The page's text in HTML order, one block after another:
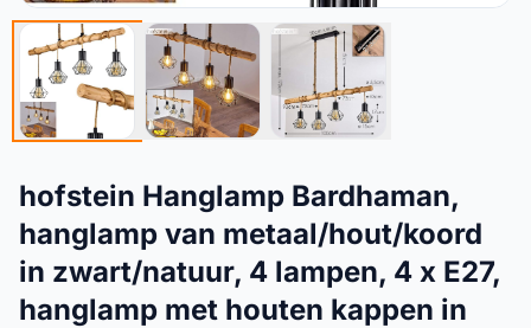
hofstein Hanglamp Bardhaman,
hanglamp van metaal/hout/koord
in zwart/natuur, 4 lampen, 4 x E27,
hanglamp met houten kappen in